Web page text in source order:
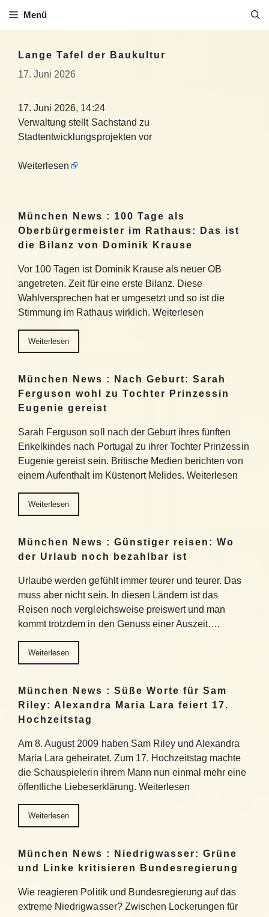
Inhalt
Menü
Lange Tafel der Baukultur
17. Juni 2026
17. Juni 2026, 14:24
Verwaltung stellt Sachstand zu
Stadtentwicklungsprojekten vor
Weiterlesen
München News : 100 Tage als
Oberbürgermeister im Rathaus: Das ist
die Bilanz von Dominik Krause
Vor 100 Tagen ist Dominik Krause als neuer OB
angetreten. Zeit für eine erste Bilanz. Diese
Wahlversprechen hat er umgesetzt und so ist die
Stimmung im Rathaus wirklich. Weiterlesen
Weiterlesen
München News : Nach Geburt: Sarah
Ferguson wohl zu Tochter Prinzessin
Eugenie gereist
Sarah Ferguson soll nach der Geburt ihres fünften
Enkelkindes nach Portugal zu ihrer Tochter Prinzessin
Eugenie gereist sein. Britische Medien berichten von
einem Aufenthalt im Küstenort Melides. Weiterlesen
Weiterlesen
München News : Günstiger reisen: Wo
der Urlaub noch bezahlbar ist
Urlaube werden gefühlt immer teurer und teurer. Das
muss aber nicht sein. In diesen Ländern ist das
Reisen noch vergleichsweise preiswert und man
kommt trotzdem in den Genuss einer Auszeit….
Weiterlesen
München News : Süße Worte für Sam
Riley: Alexandra Maria Lara feiert 17.
Hochzeitstag
Am 8. August 2009 haben Sam Riley und Alexandra
Maria Lara geheiratet. Zum 17. Hochzeitstag machte
die Schauspielerin ihrem Mann nun einmal mehr eine
öffentliche Liebeserklärung. Weiterlesen
Weiterlesen
München News : Niedrigwasser: Grüne
und Linke kritisieren Bundesregierung
Wie reagieren Politik und Bundesregierung auf das
extreme Niedrigwasser? Zwischen Lockerungen für